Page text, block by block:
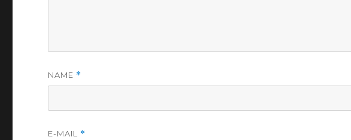
NAME *
E-MAIL *